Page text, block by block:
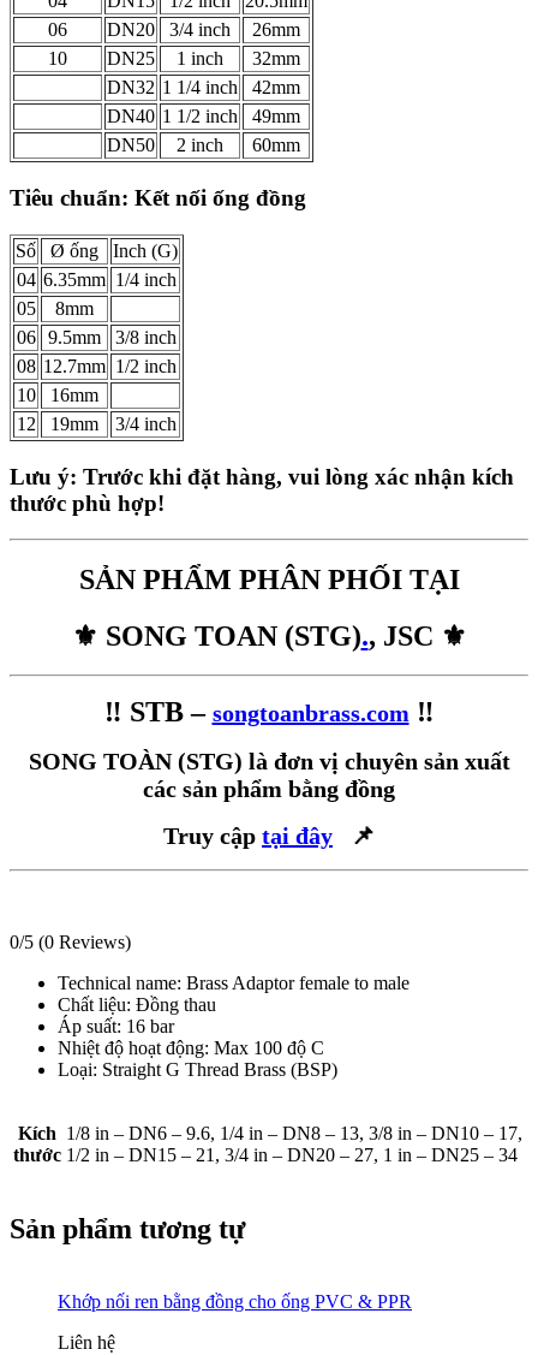
06
DN20 3/4 inch
26mm
10
DN25 1 inch
32mm
DN32 1 1/4 inch
42mm
DN40 1 1/2 inch
49mm
DN50
2 inch 60mm
Tiêu chuẩn: Kết nối ống đồng
Số Ø ống
Inch (G)
04 6.35mm 1/4 inch
05
8mm
06
9.5mm
3/8 inch
08 12.7mm 1/2 inch
10
16mm
12
19mm 3/4 inch
Lưu ý: Trước khi đặt hàng, vui lòng xác nhận kích
thước phù hợp!
SẢN PHẨM PHÂN PHỐI TẠI
⚜️ SONG TOAN (STG)., JSC ⚜️
‼️ STB – songtoanbrass.com‼️
SONG TOÀN (STG) là đơn vị chuyên sản xuất
các sản phẩm bằng đồng
Truy cập tại đây 📌
0/5 (0 Reviews)
Technical name: Brass Adaptor female to male
Chất liệu: Đồng thau
Áp suất: 16 bar
Nhiệt độ hoạt động: Max 100 độ C
Loại: Straight G Thread Brass (BSP)
Kích
thước
1/8 in – DN6 – 9.6, 1/4 in – DN8 – 13, 3/8 in – DN10 – 17,
1/2 in – DN15 – 21, 3/4 in – DN20 – 27, 1 in – DN25 – 34
Sản phẩm tương tự
Khớp nối ren bằng đồng cho ống PVC & PPR
Liên hệ